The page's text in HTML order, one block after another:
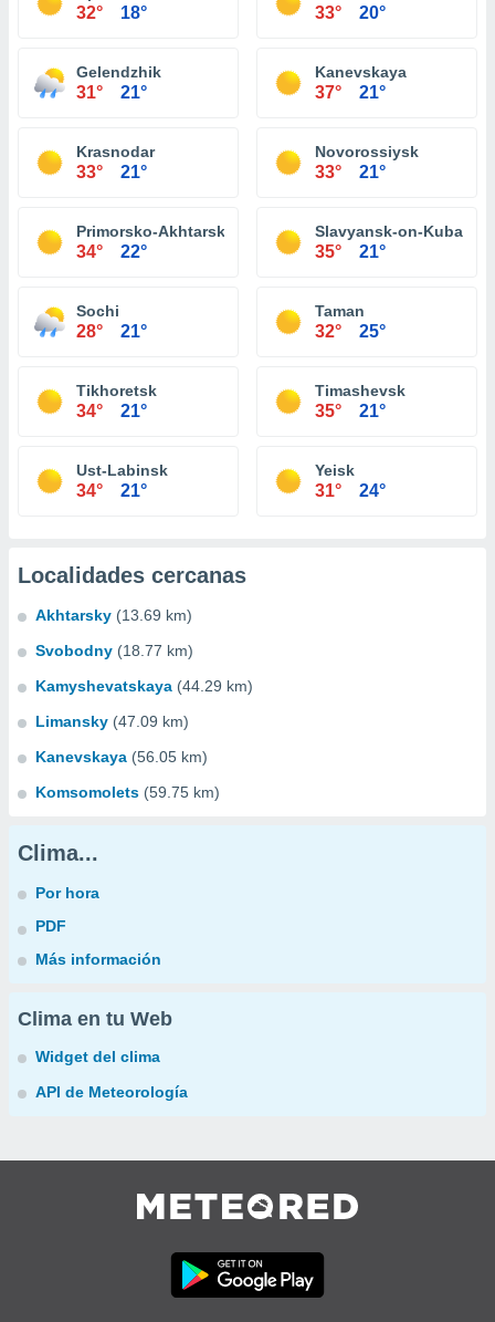
32° 18° 33° 20°
Gelendzhik
31° 21°
Kanevskaya
37° 21°
Krasnodar
33° 21°
Novorossiysk
33° 21°
Primorsko-Akhtarsk
34° 22°
Slavyansk-on-Kuban
35° 21°
Sochi
28° 21°
Taman
32° 25°
Tikhoretsk
34° 21°
Timashevsk
35° 21°
Ust-Labinsk
34° 21°
Yeisk
31° 24°
Localidades cercanas
Akhtarsky (13.69 km)
Svobodny (18.77 km)
Kamyshevatskaya (44.29 km)
Limansky (47.09 km)
Kanevskaya (56.05 km)
Komsomolets (59.75 km)
Clima...
Por hora
PDF
Más información
Clima en tu Web
Widget del clima
API de Meteorología